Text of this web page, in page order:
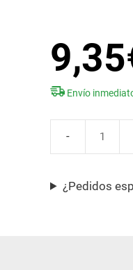
5
9,35
Envío
chocolate
¿Pedidos